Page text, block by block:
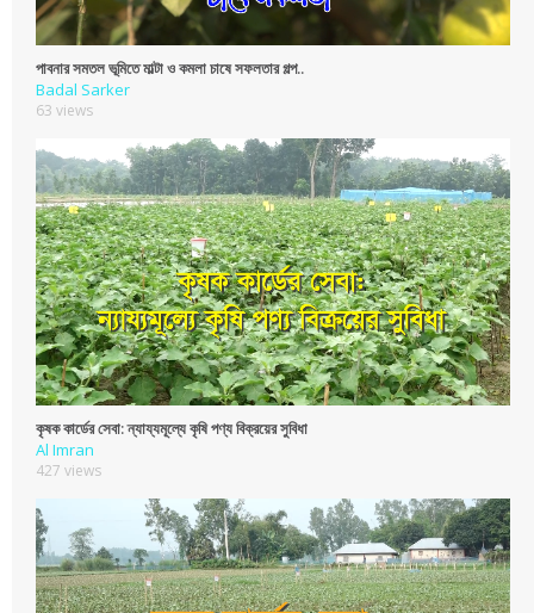
পাবনার সমতল ভূমিতে মাল্টা ও কমলা চাষে সফলতার গল্প..
Badal Sarker
63 views
কৃষক কার্ডের সেবা: ন্যায্যমূল্যে কৃষি পণ্য বিক্রয়ের সুবিধা
Al Imran
427 views